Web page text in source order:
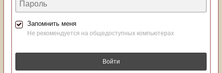
Запомнить меня
Не рекомендуется на общедоступных компьютерах
Войти